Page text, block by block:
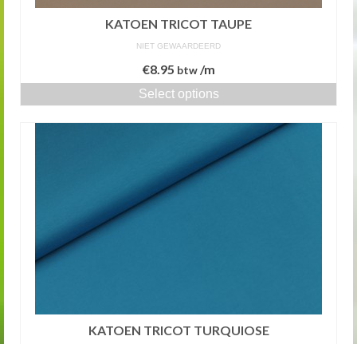
KATOEN TRICOT TAUPE
NIET GEWAARDEERD
€8.95 btw/m
Select options
KATOEN TRICOT TURQUIOSE